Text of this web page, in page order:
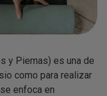
y Piernas) es una de
como para realizar
enfoca en